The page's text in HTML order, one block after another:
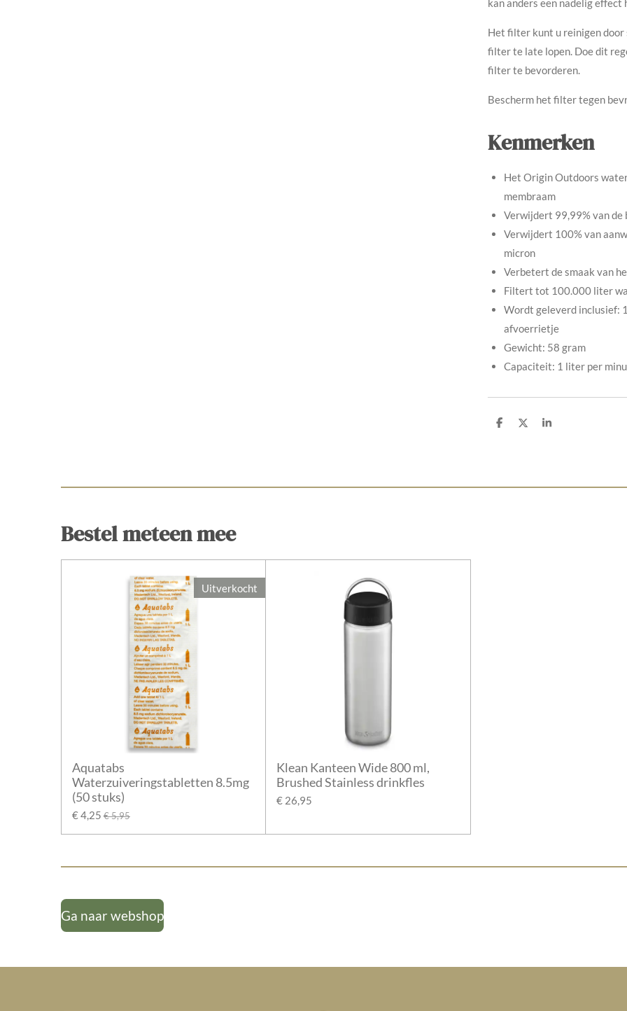
kan anders een nadelig
Het filter kunt u reinigen
filter te late lopen. Doe dit
filter te bevorderen.
Bescherm het filter tegen
Kenmerken
Het Origin Outdoors
membraam
Verwijdert 99,99% van de
Verwijdert 100% van
micron
Verbetert de smaak van
Filtert tot 100.000 liter
Wordt geleverd inclusief:
afvoerrietje
Gewicht: 58 gram
Capaciteit: 1 liter per
D
D
S
Bestel meteen mee
Uitverkocht
Aquatabs
Waterzuiveringstabletten 8.5mg
(50 stuks)
€ 4,25 € 5,95
Klean Kanteen Wide 800 ml,
Brushed Stainless drinkfles
€ 26,95
Ga naar webshop